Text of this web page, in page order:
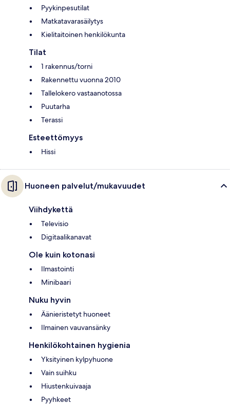
Pyykinpesutilat
Matkatavarasäilytys
Kielitaitoinen henkilökunta
Tilat
1 rakennus/torni
Rakennettu vuonna 2010
Tallelokero vastaanotossa
Puutarha
Terassi
Esteettömyys
Hissi
Huoneen palvelut/mukavuudet
Viihdykettä
Televisio
Digitaalikanavat
Ole kuin kotonasi
Ilmastointi
Minibaari
Nuku hyvin
Äänieristetyt huoneet
Ilmainen vauvansänky
Henkilökohtainen hygienia
Yksityinen kylpyhuone
Vain suihku
Hiustenkuivaaja
Pyyhkeet